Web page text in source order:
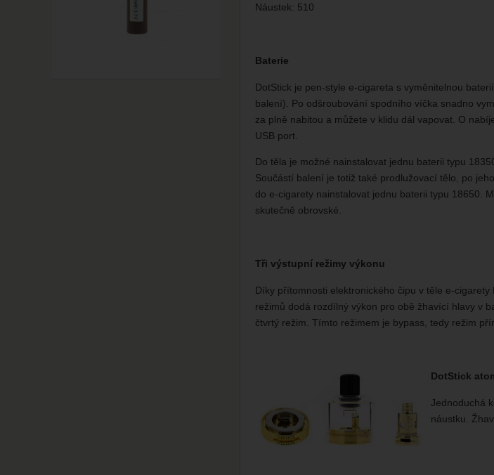
Náustek: 510
Baterie
DotStick je pen-style e-cigareta s vyměnitelnou
balení). Po odšroubování spodního víčka snadno
za plně nabitou a můžete v klidu dál vapovat. O
USB port.
Do těla je možné nainstalovat jednu baterii typu
Součástí balení je totiž také prodlužovací tělo, po
do e-cigarety nainstalovat jednu baterii typu 18650.
skutečně obrovské.
Tři výstupní režimy výkonu
Díky přítomnosti elektronického čipu v těle e-
režimů dodá rozdílný výkon pro obě žhavící hlavy v
čtvrtý režim. Tímto režimem je bypass, tedy režim
DotStick
Jednoduchá
náustku.